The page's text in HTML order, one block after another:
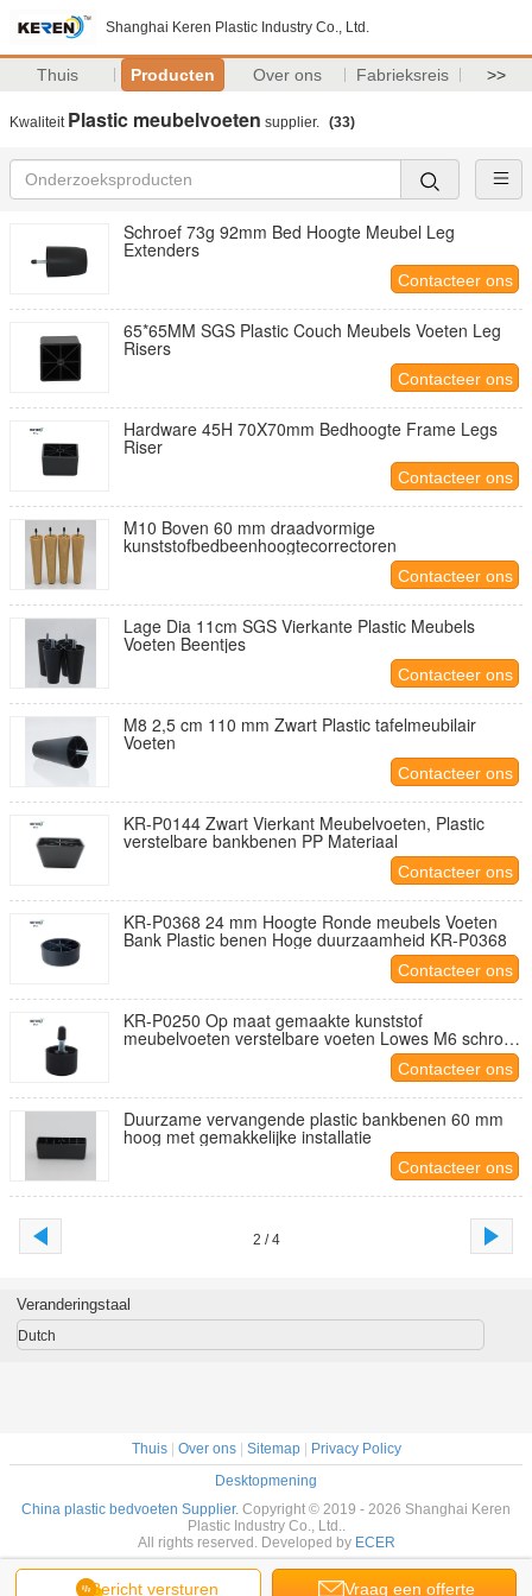
Shanghai Keren Plastic Industry Co., Ltd.
Thuis Producten Over ons Fabrieksreis >>
Kwaliteit Plastic meubelvoeten supplier. (33)
Schroef 73g 92mm Bed Hoogte Meubel Leg
Extenders
Contacteer ons
65*65MM SGS Plastic Couch Meubels Voeten Leg
Risers
Contacteer ons
Hardware 45H 70X70mm Bedhoogte Frame Legs
Riser
Contacteer ons
M10 Boven 60 mm draadvormige
kunststofbedbeenhoogtecorrectoren
Contacteer ons
Lage Dia 11cm SGS Vierkante Plastic Meubels
Voeten Beentjes
Contacteer ons
M8 2,5 cm 110 mm Zwart Plastic tafelmeubilair
Voeten
Contacteer ons
KR-P0144 Zwart Vierkant Meubelvoeten, Plastic
verstelbare bankbenen PP Materiaal
Contacteer ons
KR-P0368 24 mm Hoogte Ronde meubels Voeten
Bank Plastic benen Hoge duurzaamheid KR-P0368
Contacteer ons
KR-P0250 Op maat gemaakte kunststof
meubelvoeten verstelbare voeten Lowes M6 schroef
Contacteer ons
Duurzame vervangende plastic bankbenen 60 mm
hoog met gemakkelijke installatie
Contacteer ons
2 / 4
Bericht versturen Vraag een offerte
Veranderingstaal
Dutch
Thuis| Over ons| Sitemap|
Privacy Policy
Desktopmening
China plastic bedvoeten Supplier. Copyright © 2019 - 2026 Shanghai Keren
Plastic Industry Co., Ltd..
All rights reserved. Developed by ECER